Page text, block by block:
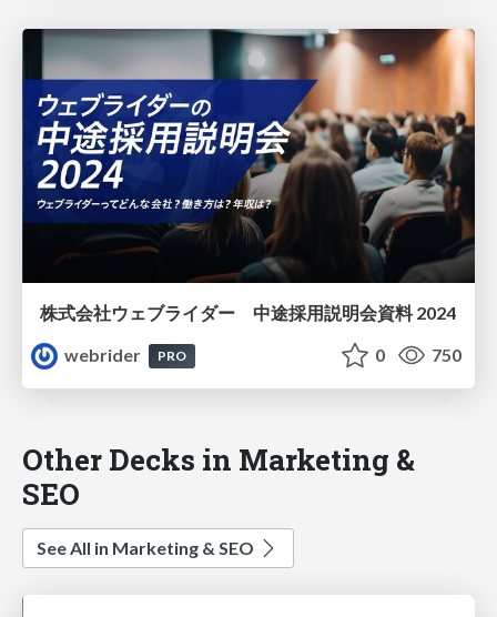
株式会社ウェブライダー 中途採用説明会資料 2024
webrider
PRO 0 750
Other Decks in Marketing &
SEO
See All in Marketing & SEO